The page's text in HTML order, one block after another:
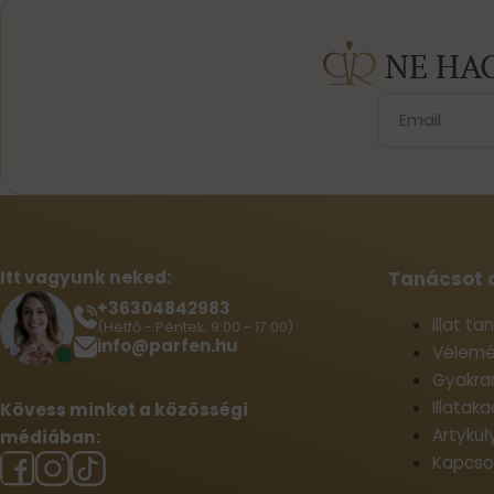
NE
Itt vagyunk neked:
+36304842983
(Hétfő - Péntek: 9:00 - 17:00)
info@parfen.hu
Kövess minket a közösségi
médiában:
Tanácsot
Illat